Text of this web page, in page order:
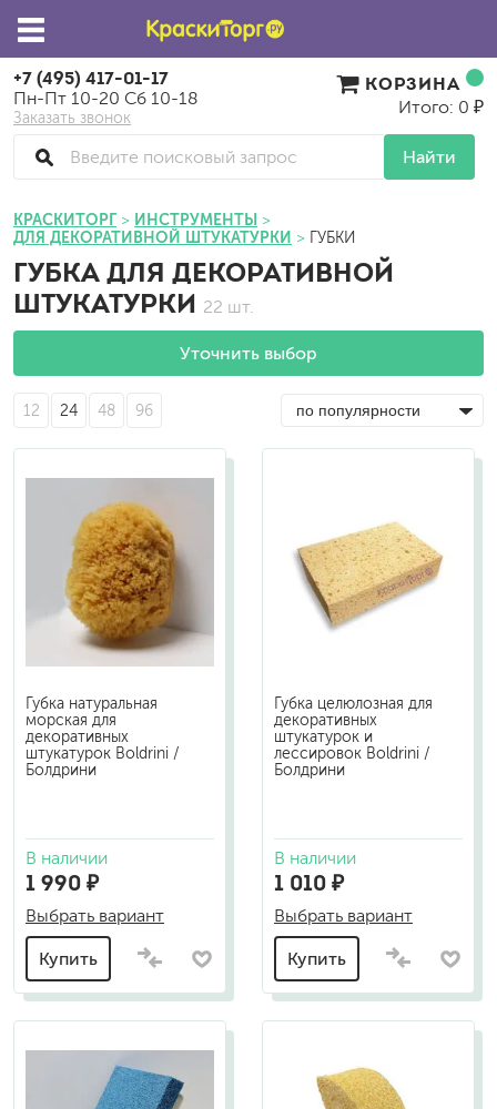
+7 (495) 417-01-17
Пн-Пт 10-20 Сб 10-18
Заказать звонок
Найти
КОРЗИНА
Итого: 0 ₽
КРАСКИТОРГ
ИНСТРУМЕНТЫ
ДЛЯ ДЕКОРАТИВНОЙ ШТУКАТУРКИ
ГУБКИ
ГУБКА ДЛЯ ДЕКОРАТИВНОЙ
ШТУКАТУРКИ 22 шт.
Уточнить выбор
12 24 48 96
Губка натуральная
морская для
декоративных
штукатурок Boldrini /
Болдрини
В наличии
1 990 ₽
Выбрать вариант
Купить
Губка целюлозная для
декоративных
штукатурок и
лессировок Boldrini /
Болдрини
В наличии
1 010 ₽
Выбрать вариант
Купить